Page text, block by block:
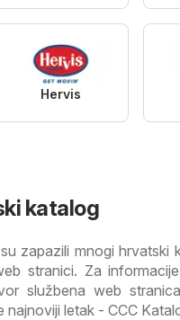
Hervis
katalog
zapazili mnogi hrvatski
stranici. Za
službena web stranica
letak - CCC